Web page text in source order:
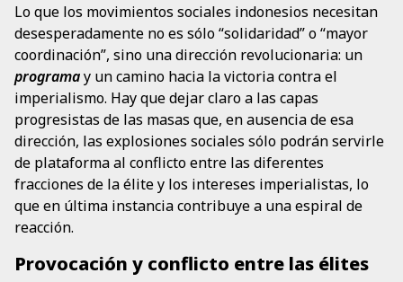
Lo que los movimientos sociales indonesios necesitan
desesperadamente no es sólo “solidaridad” o “mayor
coordinación”, sino una dirección revolucionaria: un
programay un camino hacia la victoria contra el
imperialismo. Hay que dejar claro a las capas
progresistas de las masas que, en ausencia de esa
dirección, las explosiones sociales sólo podrán servirle
de plataforma al conflicto entre las diferentes
fracciones de la élite y los intereses imperialistas, lo
que en última instancia contribuye a una espiral de
reacción.
Provocación y conflicto entre las élites